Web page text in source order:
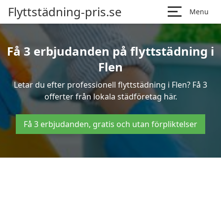
Flyttstädning-pris.se Menu
Få 3 erbjudanden på flyttstädning i
Flen
Letar du efter professionell flyttstädning i Flen? Få 3
offerter från lokala städföretag här.
Få 3 erbjudanden, gratis och utan förpliktelser